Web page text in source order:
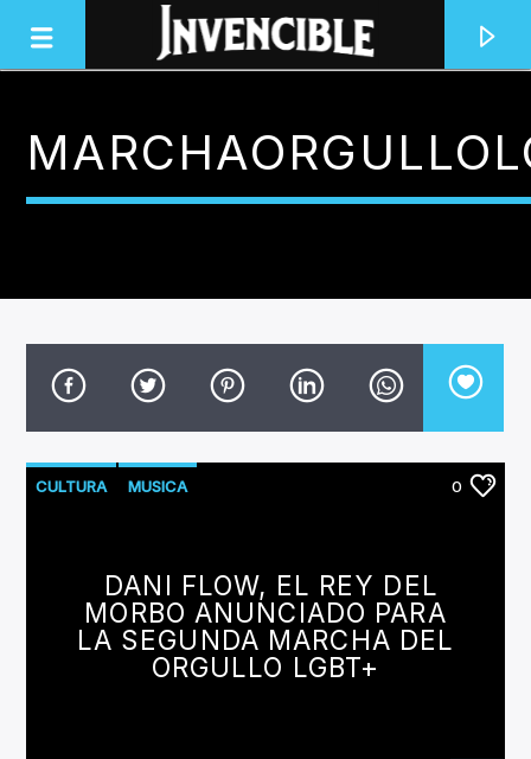
INVENCIBLE RADIO
JUNTOS SOMOS INVENCIBLES
TÍTULO
ARTISTA
CULTURA MUSICA 0
DANI FLOW, EL REY DEL
MORBO ANUNCIADO PARA
LA SEGUNDA MARCHA DEL
ORGULLO LGBT+